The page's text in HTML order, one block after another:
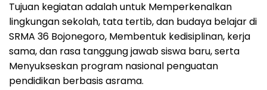
Tujuan kegiatan adalah untuk Memperkenalkan
lingkungan sekolah, tata tertib, dan budaya belajar di
SRMA 36 Bojonegoro, Membentuk kedisiplinan, kerja
sama, dan rasa tanggung jawab siswa baru, serta
Menyukseskan program nasional penguatan
pendidikan berbasis asrama.